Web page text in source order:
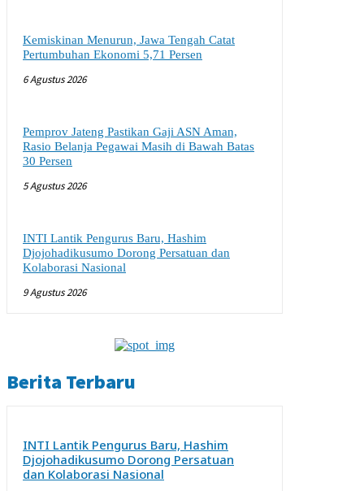
Kemiskinan Menurun, Jawa Tengah Catat
Pertumbuhan Ekonomi 5,71 Persen
6 Agustus 2026
Pemprov Jateng Pastikan Gaji ASN Aman,
Rasio Belanja Pegawai Masih di Bawah Batas
30 Persen
5 Agustus 2026
INTI Lantik Pengurus Baru, Hashim
Djojohadikusumo Dorong Persatuan dan
Kolaborasi Nasional
9 Agustus 2026
Berita Terbaru
INTI Lantik Pengurus Baru, Hashim
Djojohadikusumo Dorong Persatuan
dan Kolaborasi Nasional